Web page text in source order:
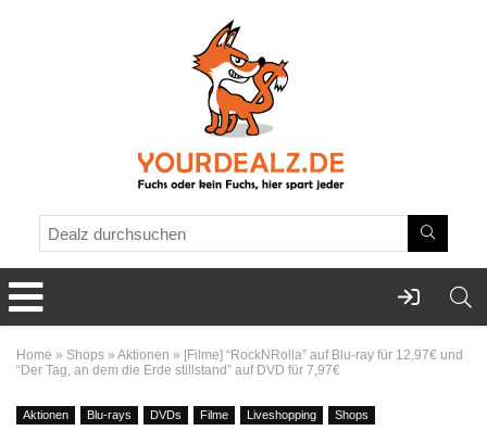
Home » Shops » Aktionen » [Filme] “RockNRolla” auf Blu-ray für 12,97€ und
“Der Tag, an dem die Erde stillstand” auf DVD für 7,97€
Aktionen Blu-rays DVDs Filme Liveshopping Shops